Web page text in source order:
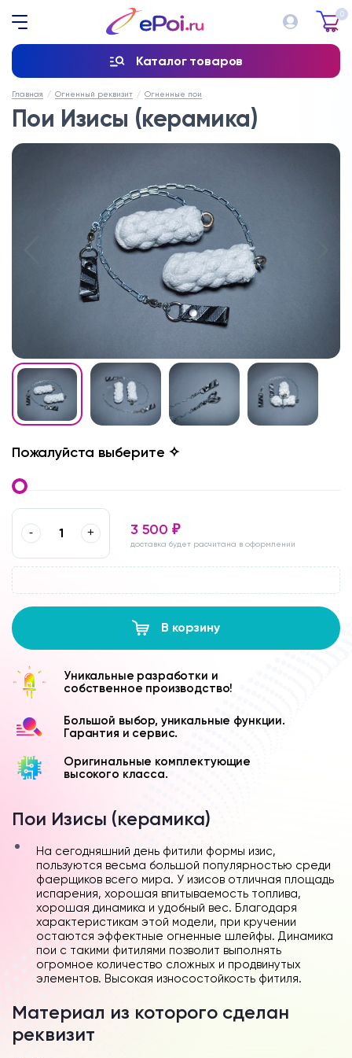
0
Каталог товаров
Главная Огненный реквизит Огненные пои
Пои Изисы (керамика)
Пожалуйста выберите ✧
- + 3 500 ₽
доставка будет расчитана в оформлении
В корзину
Уникальные разработки и
собственное производство!
Большой выбор, уникальные функции.
Гарантия и сервис.
Оригинальные комплектующие
высокого класса.
Пои Изисы (керамика)
На сегодняшний день фитили формы изис,
пользуются весьма большой популярностью среди
фаерщиков всего мира. У изисов отличная площадь
испарения, хорошая впитываемость топлива,
хорошая динамика и удобный вес. Благодаря
характеристикам этой модели, при кручении
остаются эффектные огненные шлейфы. Динамика
пои с такими фитилями позволит выполнять
огромное количество сложных и продвинутых
элементов. Высокая износостойкость фитиля.
Материал из которого сделан
реквизит